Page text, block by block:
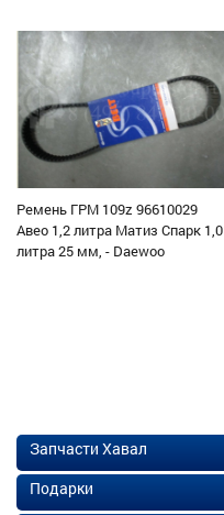
Ремень ГРМ 109z 96610029
Авео 1,2 литра Матиз Спарк 1,0
литра 25 мм, - Daewoo
Запчасти Хавал
Подарки